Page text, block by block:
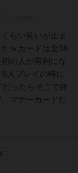
らい笑いが止ま
ｗカードは全38
の人が有利にな
人プレイの時に
ったらそこで終
マナーカードだ